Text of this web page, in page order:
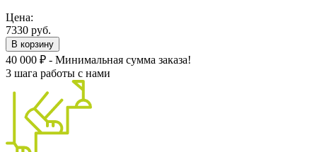
Цена:
7330 руб.
В корзину
40 000 ₽ - Минимальная сумма заказа!
3 шага работы с нами